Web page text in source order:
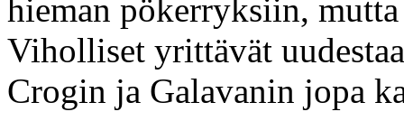
hieman pökerryksiin,
Viholliset yrittävät
Crogin ja Galavanin jopa